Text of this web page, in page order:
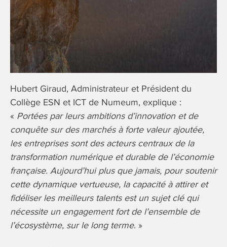
Hubert Giraud, Administrateur et Président du
Collège ESN et ICT de Numeum, explique :
« Portées par leurs ambitions d’innovation et de
conquête sur des marchés à forte valeur ajoutée,
les entreprises sont des acteurs centraux de la
transformation numérique et durable de l’économie
française. Aujourd’hui plus que jamais, pour soutenir
cette dynamique vertueuse, la capacité à attirer et
fidéliser les meilleurs talents est un sujet clé qui
nécessite un engagement fort de l’ensemble de
l’écosystème, sur le long terme. »